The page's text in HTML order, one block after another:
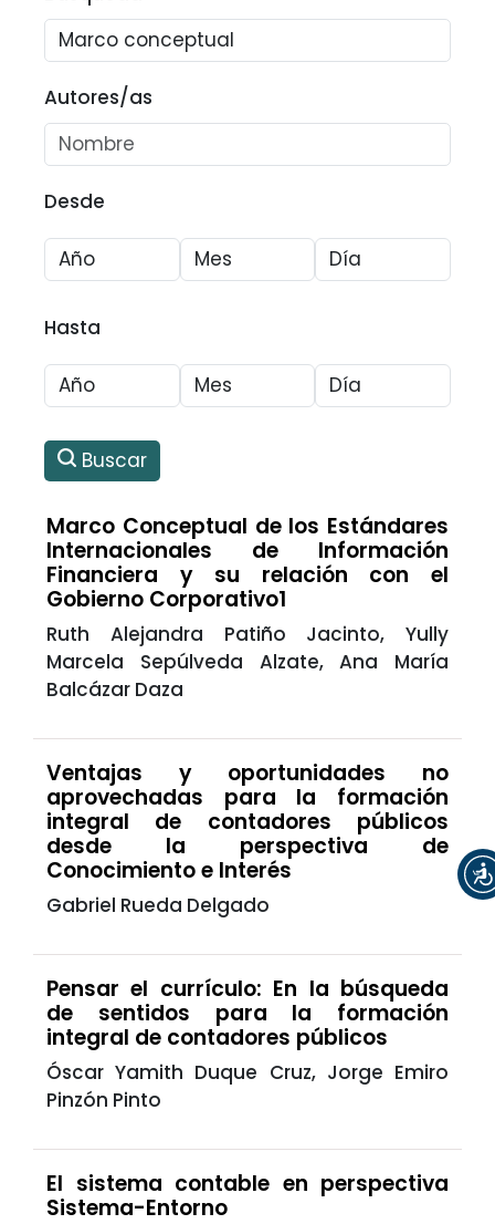
Autores/as
Desde
Hasta
Buscar
Marco Conceptual de los Estándares
Internacionales de Información
Financiera y su relación con el
Gobierno Corporativo1
Ruth Alejandra Patiño Jacinto, Yully
Marcela Sepúlveda Alzate, Ana María
Balcázar Daza
Ventajas y oportunidades no
aprovechadas para la formación
integral de contadores públicos
desde la perspectiva de
Conocimiento e Interés
Gabriel Rueda Delgado
Pensar el currículo: En la búsqueda
de sentidos para la formación
integral de contadores públicos
Óscar Yamith Duque Cruz, Jorge Emiro
Pinzón Pinto
El sistema contable en perspectiva
Sistema-Entorno